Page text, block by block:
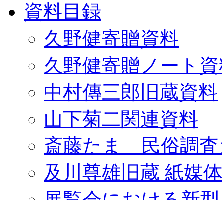
資料目録
久野健寄贈資料
久野健寄贈ノート
中村傳三郎旧蔵資料
山下菊二関連資料
斎藤たま 民俗調査
及川尊雄旧蔵 紙媒